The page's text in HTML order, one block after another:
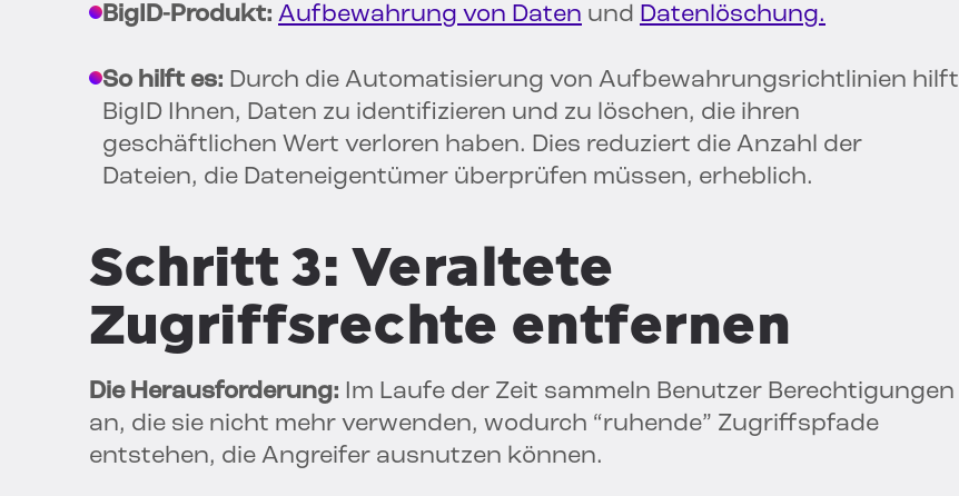
BigID-Produkt: Aufbewahrung von Daten und Datenlöschung.
So hilft es: Durch die Automatisierung von Aufbewahrungsrichtlinien hilft
BigID Ihnen, Daten zu identifizieren und zu löschen, die ihren
geschäftlichen Wert verloren haben. Dies reduziert die Anzahl der
Dateien, die Dateneigentümer überprüfen müssen, erheblich.
Schritt 3: Veraltete
Zugriffsrechte entfernen
Die Herausforderung: Im Laufe der Zeit sammeln Benutzer Berechtigungen
an, die sie nicht mehr verwenden, wodurch “ruhende” Zugriffspfade
entstehen, die Angreifer ausnutzen können.